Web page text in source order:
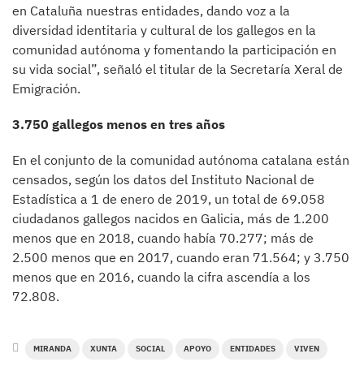
en Cataluña nuestras entidades, dando voz a la
diversidad identitaria y cultural de los gallegos en la
comunidad autónoma y fomentando la participación en
su vida social”, señaló el titular de la Secretaría Xeral de
Emigración.
3.750 gallegos menos en tres años
En el conjunto de la comunidad autónoma catalana están
censados, según los datos del Instituto Nacional de
Estadística a 1 de enero de 2019, un total de 69.058
ciudadanos gallegos nacidos en Galicia, más de 1.200
menos que en 2018, cuando había 70.277; más de
2.500 menos que en 2017, cuando eran 71.564; y 3.750
menos que en 2016, cuando la cifra ascendía a los
72.808.
MIRANDA XUNTA SOCIAL APOYO ENTIDADES VIVEN